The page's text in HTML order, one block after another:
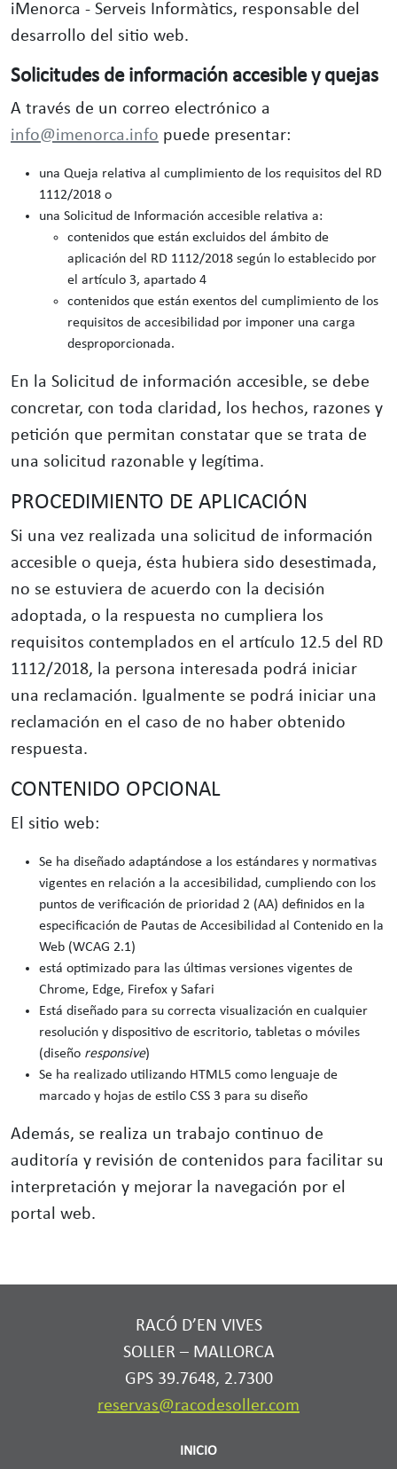
iMenorca - Serveis Informàtics, responsable del
desarrollo del sitio web.
Solicitudes de información accesible y quejas
A través de un correo electrónico a
info@imenorca.info puede presentar:
una Queja relativa al cumplimiento de los requisitos del RD
1112/2018 o
una Solicitud de Información accesible relativa a:
contenidos que están excluidos del ámbito de
aplicación del RD 1112/2018 según lo establecido por
el artículo 3, apartado 4
contenidos que están exentos del cumplimiento de los
requisitos de accesibilidad por imponer una carga
desproporcionada.
En la Solicitud de información accesible, se debe
concretar, con toda claridad, los hechos, razones y
petición que permitan constatar que se trata de
una solicitud razonable y legítima.
PROCEDIMIENTO DE APLICACIÓN
Si una vez realizada una solicitud de información
accesible o queja, ésta hubiera sido desestimada,
no se estuviera de acuerdo con la decisión
adoptada, o la respuesta no cumpliera los
requisitos contemplados en el artículo 12.5 del RD
1112/2018, la persona interesada podrá iniciar
una reclamación. Igualmente se podrá iniciar una
reclamación en el caso de no haber obtenido
respuesta.
CONTENIDO OPCIONAL
El sitio web:
Se ha diseñado adaptándose a los estándares y normativas
vigentes en relación a la accesibilidad, cumpliendo con los
puntos de verificación de prioridad 2 (AA) definidos en la
especificación de Pautas de Accesibilidad al Contenido en la
Web (WCAG 2.1)
está optimizado para las últimas versiones vigentes de
Chrome, Edge, Firefox y Safari
Está diseñado para su correcta visualización en cualquier
resolución y dispositivo de escritorio, tabletas o móviles
(diseño responsive)
Se ha realizado utilizando HTML5 como lenguaje de
marcado y hojas de estilo CSS 3 para su diseño
Además, se realiza un trabajo continuo de
auditoría y revisión de contenidos para facilitar su
interpretación y mejorar la navegación por el
portal web.
RACÓ D’EN VIVES
SOLLER – MALLORCA
GPS 39.7648, 2.7300
reservas@racodesoller.com
INICIO